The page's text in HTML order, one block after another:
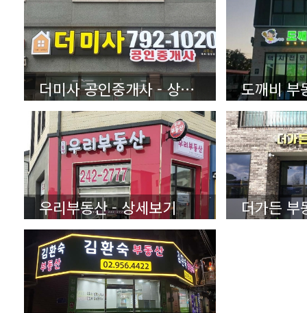
더미사 공인중개사 - 상세보기 도깨비 부
우리부동산 - 상세보기